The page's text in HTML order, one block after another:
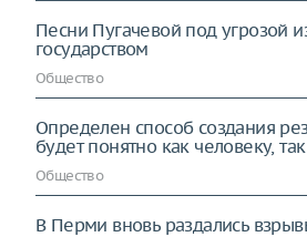
Песни Пугачевой под угрозой
государством
Общество
Определен способ создания
будет понятно как человеку,
Общество
В Перми вновь раздались